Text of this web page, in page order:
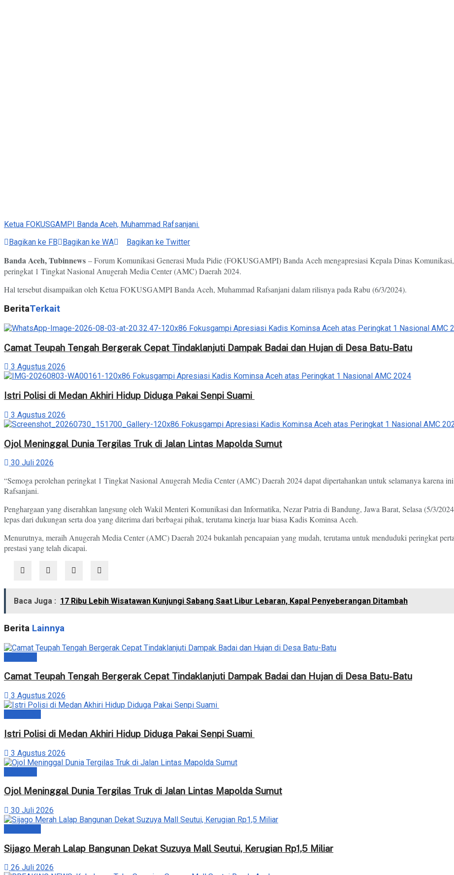
Ketua FOKUSGAMPI Banda Aceh, Muhammad Rafsanjani.
Bagikan ke FB
Bagikan ke WA Bagikan ke Twitter
Banda Aceh, Tubinnews – Forum Komunikasi Generasi Muda Pidie (FOKUSGAMPI) Banda Aceh mengapresiasi Kepala Dinas
peringkat 1 Tingkat Nasional Anugerah Media Center (AMC) Daerah 2024.
Hal tersebut disampaikan oleh Ketua FOKUSGAMPI Banda Aceh, Muhammad Rafsanjani dalam rilisnya pada Rabu (6/3/2024).
BeritaTerkait
Camat Teupah Tengah Bergerak Cepat Tindaklanjuti Dampak Badai dan Hujan di Desa Batu-Batu
3 Agustus 2026
‎Istri Polisi di Medan Akhiri Hidup Diduga Pakai Senpi Suami
3 Agustus 2026
Ojol Meninggal Dunia Tergilas Truk di Jalan Lintas Mapolda Sumut
30 Juli 2026
“Semoga perolehan peringkat 1 Tingkat Nasional Anugerah Media Center (AMC) Daerah 2024 dapat dipertahankan untuk selamanya karena
Rafsanjani.
Penghargaan yang diserahkan langsung oleh Wakil Menteri Komunikasi dan Informatika, Nezar Patria di Bandung, Jawa Barat, Selasa (5/3/
lepas dari dukungan serta doa yang diterima dari berbagai pihak, terutama kinerja luar biasa Kadis Kominsa Aceh.
Menurutnya, meraih Anugerah Media Center (AMC) Daerah 2024 bukanlah pencapaian yang mudah, terutama untuk menduduki peringkat
prestasi yang telah dicapai.
Baca Juga : 17 Ribu Lebih Wisatawan Kunjungi Sabang Saat Libur Lebaran, Kapal Penyeberangan Ditambah
Berita Lainnya
Camat Teupah Tengah Bergerak Cepat Tindaklanjuti Dampak Badai dan Hujan di Desa Batu-Batu
3 Agustus 2026
‎Istri Polisi di Medan Akhiri Hidup Diduga Pakai Senpi Suami
3 Agustus 2026
Ojol Meninggal Dunia Tergilas Truk di Jalan Lintas Mapolda Sumut
30 Juli 2026
Sijago Merah Lalap Bangunan Dekat Suzuya Mall Seutui, Kerugian Rp1,5 Miliar
26 Juli 2026